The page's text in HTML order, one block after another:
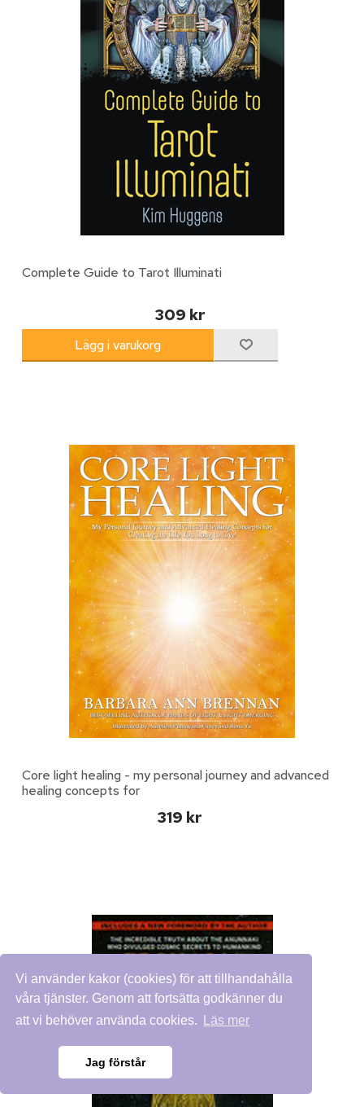
Vi använder kakor (cookies) för att tillhandahålla
våra tjänster. Genom att fortsätta godkänner du
att vi behöver använda cookies.
Läs mer
Jag förstår
Complete Guide to Tarot Illuminati
309 kr
Core light healing - my personal journey and advanced
healing concepts for
319 kr